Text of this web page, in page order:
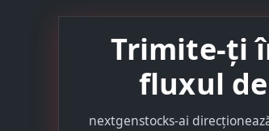
Trimite-ți
fluxul
nextgenstocks-ai